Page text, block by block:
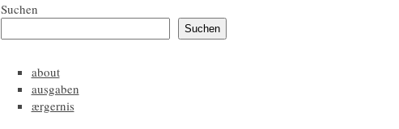
Suchen
Suchen
about
ausgaben
ærgernis